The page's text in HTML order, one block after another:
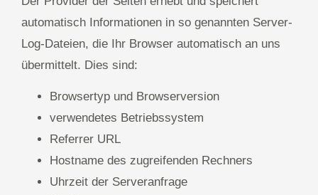
automatisch Informationen in so genannten Server-
Log-Dateien, die Ihr Browser automatisch an uns
übermittelt. Dies sind:
Browsertyp und Browserversion
verwendetes Betriebssystem
Referrer URL
Hostname des zugreifenden Rechners
Uhrzeit der Serveranfrage